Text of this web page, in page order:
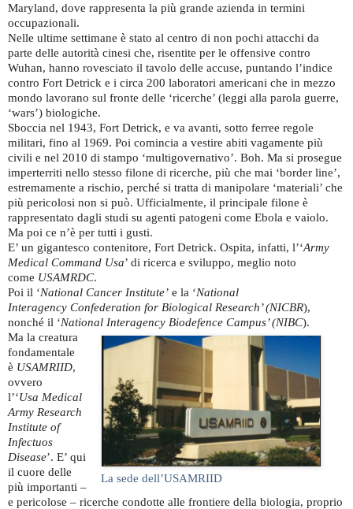
Maryland, dove rappresenta la più grande azienda in termini
occupazionali.
Nelle ultime settimane è stato al centro di non pochi attacchi da
parte delle autorità cinesi che, risentite per le offensive contro
Wuhan, hanno rovesciato il tavolo delle accuse, puntando l’indice
contro Fort Detrick e i circa 200 laboratori americani che in mezzo
mondo lavorano sul fronte delle ‘ricerche’ (leggi alla parola guerre,
‘wars’) biologiche.
Sboccia nel 1943, Fort Detrick, e va avanti, sotto ferree regole
militari, fino al 1969. Poi comincia a vestire abiti vagamente più
civili e nel 2010 di stampo ‘multigovernativo’. Boh. Ma si prosegue
imperterriti nello stesso filone di ricerche, più che mai ‘border line’,
estremamente a rischio, perché si tratta di manipolare ‘materiali’ che
più pericolosi non si può. Ufficialmente, il principale filone è
rappresentato dagli studi su agenti patogeni come Ebola e vaiolo.
Ma poi ce n’è per tutti i gusti.
E’ un gigantesco contenitore, Fort Detrick. Ospita, infatti, l’‘Army
Medical Command Usa’ di ricerca e sviluppo, meglio noto
come USAMRDC.
Poi il ‘National Cancer Institute’ e la ‘National
Interagency Confederation for Biological Research’ (NICBR),
nonché il ‘National Interagency Biodefence Campus’ (NIBC).
La sede dell’USAMRIID
Ma la creatura
fondamentale
è USAMRIID,
ovvero
l’‘Usa Medical
Army Research
Institute of
Infectuos
Disease’. E’ qui
il cuore delle
più importanti –
e pericolose – ricerche condotte alle frontiere della biologia, proprio